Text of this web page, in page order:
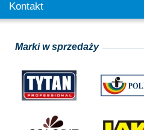
Kontakt
Marki w sprzedaży